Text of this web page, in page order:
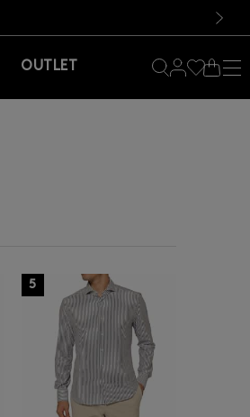
OUTLET
5